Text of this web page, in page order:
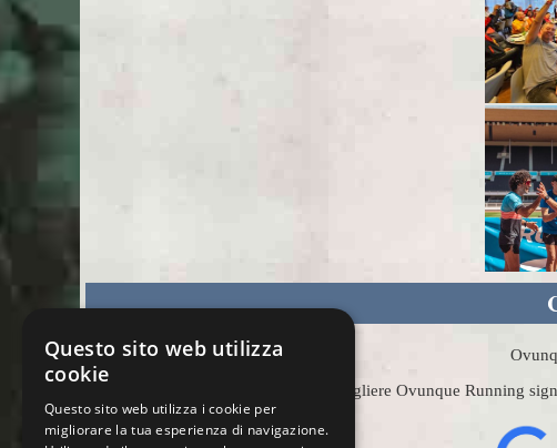
Scegliere Ovunque Running
Questo sito web utilizza
cookie
Questo sito web utilizza i cookie per
migliorare la tua esperienza di navigazione.